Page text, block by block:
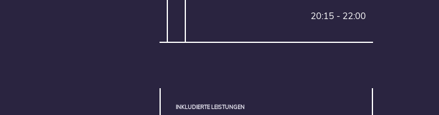
20:15 - 22:00
INKLUDIERTE LEISTUNGEN